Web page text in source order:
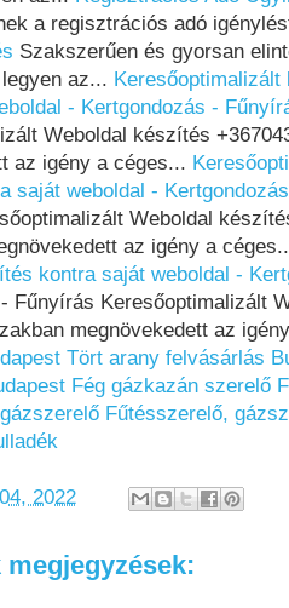
a regisztrációs adó
Szakszerűen és gyorsan
az...
- Kertgondozás -
Weboldal készítés
az igény a céges...
saját weboldal -
Weboldal
az igény a
kontra saját weboldal -
Fűnyírás Keresőoptimalizált
megnövekedett az
Tört arany felvásárlás
Fég gázkazán szerelő
Fűtésszerelő,
2022
megjegyzések: